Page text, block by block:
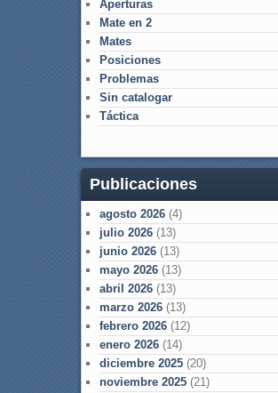
Aperturas
Mate en 2
Mates
Posiciones
Problemas
Sin catalogar
Táctica
Publicaciones
agosto 2026(4)
julio 2026(13)
junio 2026(13)
mayo 2026(13)
abril 2026(13)
marzo 2026(13)
febrero 2026(12)
enero 2026(14)
diciembre 2025(20)
noviembre 2025(21)